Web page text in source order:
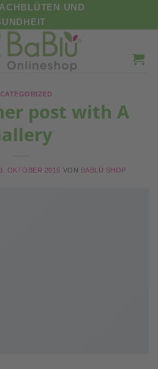
UND
post with A
OKTOBER 2015 VON BABLÜ SHOP